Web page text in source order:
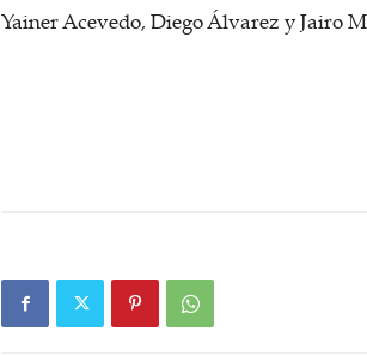
Yainer Acevedo, Diego Álvarez y Jairo